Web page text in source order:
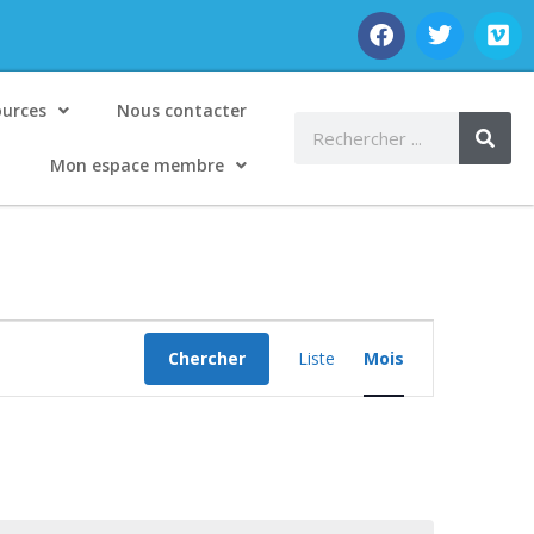
Nous contacter
Mon espace membre
Chercher
Navigation
de
Liste Mois